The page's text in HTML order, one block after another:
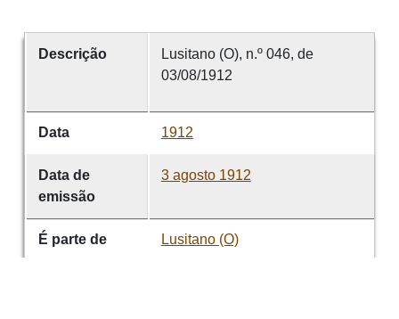
Descrição
Lusitano (O), n.º 046, de
03/08/1912
Data 1912
Data de
emissão
3 agosto 1912
É parte de Lusitano (O)